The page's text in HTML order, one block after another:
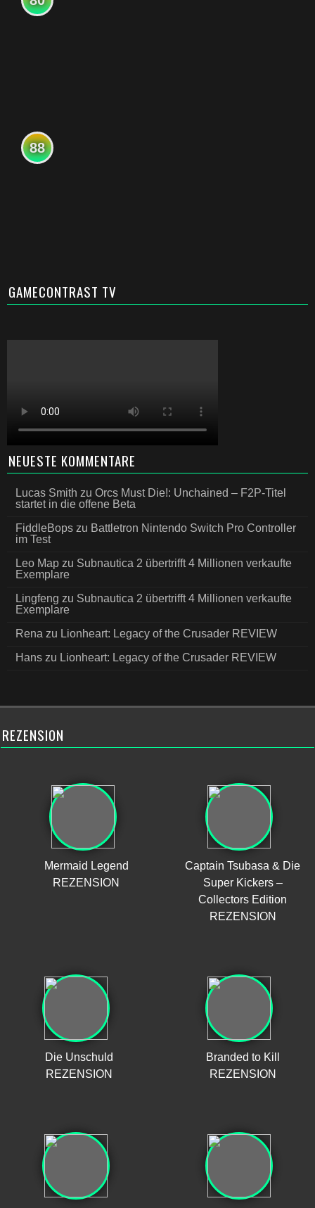
88
GAMECONTRAST TV
NEUESTE KOMMENTARE
Lucas Smith zu Orcs Must Die!: Unchained – F2P-Titel
startet in die offene Beta
FiddleBops zu Battletron Nintendo Switch Pro Controller
im Test
Leo Map zu Subnautica 2 übertrifft 4 Millionen verkaufte
Exemplare
Lingfeng zu Subnautica 2 übertrifft 4 Millionen verkaufte
Exemplare
Rena zu Lionheart: Legacy of the Crusader REVIEW
Hans zu Lionheart: Legacy of the Crusader REVIEW
REZENSION
Mermaid Legend
REZENSION
Captain Tsubasa & Die
Super Kickers –
Collectors Edition
REZENSION
Die Unschuld
REZENSION
Branded to Kill
REZENSION